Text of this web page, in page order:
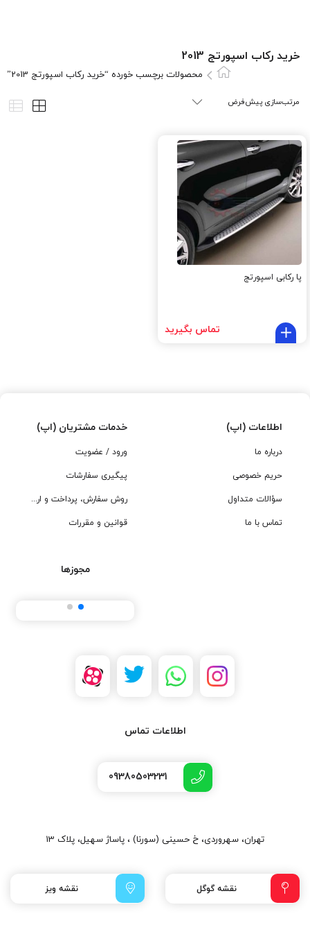
خرید رکاب اسپورتج 2013
محصولات برچسب خورده “خرید رکاب اسپورتج 2013”
پا رکابی اسپورتج
تماس بگیرید
اطلاعات (اپ)
درباره ما
حریم خصوصی
سؤالات متداول
تماس با ما
خدمات مشتریان (اپ)
ورود / عضویت
پیگیری سفارشات
روش سفارش، پرداخت و ارسال
قوانین و مقررات
مجوزها
اطلاعات تماس
09380503231
تهران، سهروردی، خ حسینی (سورنا) ، پاساژ سهیل، پلاک 13
نقشه گوگل نقشه ویز